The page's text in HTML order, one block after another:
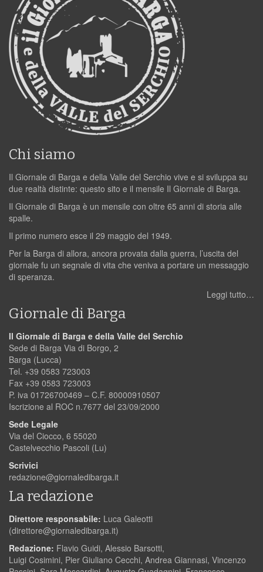
Chi siamo
Il Giornale di Barga e della Valle del Serchio vive e si sviluppa su
due realtà distinte: questo sito e il mensile Il Giornale di Barga.
Il Giornale di Barga è un mensile con oltre 65 anni di storia alle
spalle.
Il primo numero esce il 29 maggio del 1949.
Per la Barga di allora, ancora provata dalla guerra, l’uscita del
giornale fu un segnale di vita che veniva a portare un messaggio
di speranza.
Leggi tutto…
Giornale di Barga
Il Giornale di Barga e della Valle del Serchio
Sede di Barga Via di Borgo, 2
Barga (Lucca)
Tel. +39 0583 723003
Fax +39 0583 723003
P. iva 01726700469 – C.F. 80000910507
Iscrizione al ROC n.7677 del 23/09/2000
Sede Legale
Via del Ciocco, 6 55020
Castelvecchio Pascoli (Lu)
Scrivici
redazione@giornaledibarga.it
La redazione
Direttore responsabile: Luca Galeotti
(direttore@giornaledibarga.it)
Redazione: Flavio Guidi, Alessio Barsotti,
Luigi Cosimini, Pier Giuliano Cecchi, Andrea Giannasi, Vincenzo